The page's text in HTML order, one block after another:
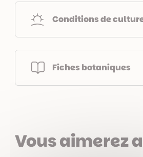
Conditions de
Fiches botaniques
Vous aimerez